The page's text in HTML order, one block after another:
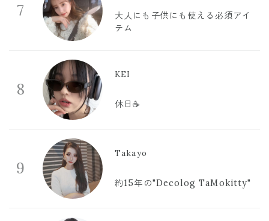
7
大人にも子供にも使える必須アイ
テム
8
KEI
休日☕️
9
Takayo
約15年の"Decolog TaMokitty"